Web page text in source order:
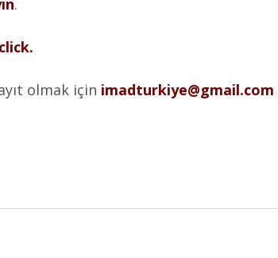
.
click.
olmak için imadturkiye@gmail.com